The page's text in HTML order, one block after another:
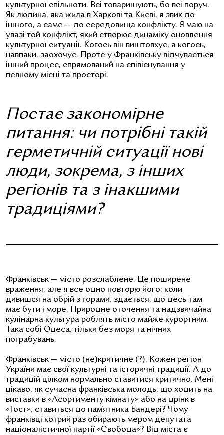
культурної спільноти. Всі товаришують, бо всі поруч.
Як людина, яка жила в Харкові та Києві, я звик до
іншого, а саме — до середовища конфлікту. Я маю на
увазі той конфлікт, який створює динаміку оновлення
культурної ситуації. Когось він виштовхує, а когось,
навпаки, заохочує. Проте у Франківську відчувається
інший процес, спрямований на співіснування у
певному місці та просторі.
Постає закономірне
питання: чи потрібні такій
герметичній ситуації нові
люди, зокрема, з інших
регіонів та з інакшими
традиціями?
Франківськ — місто розcлаблене. Це поширене
враження, але я все одно повторю його: коли
дивишся на обрій з горами, здається, що десь там
має бути і море. Природне оточення та надзвичайна
кулінарна культура роблять місто майже курортним.
Така собі Одеса, тільки без моря та нічних
пограбувань.
Франківськ — місто (не)критичне (?). Кожен регіон
України має свої культурні та історичні традиції. А до
традицій цілком нормально ставитися критично. Мені
цікаво, як сучасна франківська молодь, що ходить на
виставки в «Асортименту кімнату» або на дрінк в
«Гост», ставиться до пам’ятника Бандері? Чому
франківці котрий раз обирають мером депутата
націоналістичної партії «Свобода» ? Від міста є